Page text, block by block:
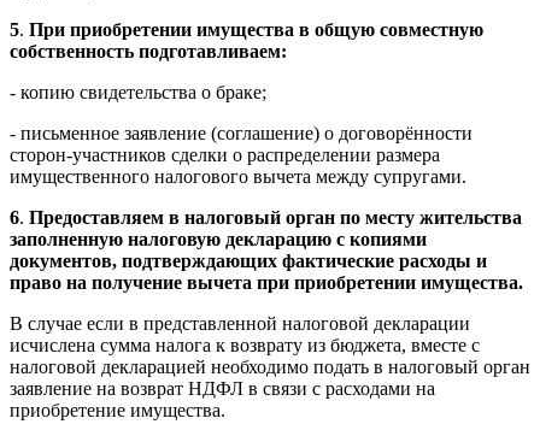
5. При приобретении имущества в общую совместную
собственность подготавливаем:
- копию свидетельства о браке;
- письменное заявление (соглашение) о договорённости
сторон-участников сделки о распределении размера
имущественного налогового вычета между супругами.
6. Предоставляем в налоговый орган по месту жительства
заполненную налоговую декларацию с копиями
документов, подтверждающих фактические расходы и
право на получение вычета при приобретении имущества.
В случае если в представленной налоговой декларации
исчислена сумма налога к возврату из бюджета, вместе с
налоговой декларацией необходимо подать в налоговый орган
заявление на возврат НДФЛ в связи с расходами на
приобретение имущества.